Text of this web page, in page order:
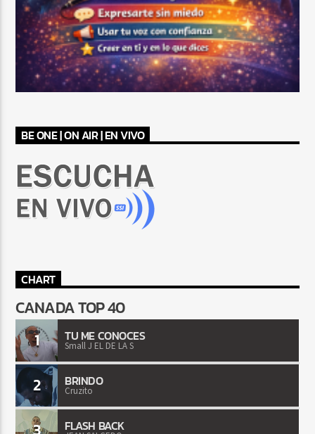
BE ONE | ON AIR | EN VIVO
CHART
CANADA TOP 40
1 TU ME CONOCES
Small J EL DE LA S
2 BRINDO
Cruzito
FLASH BACK